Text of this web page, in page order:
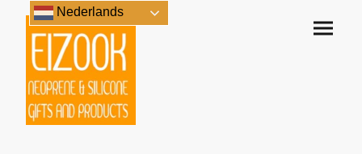
Nederlands